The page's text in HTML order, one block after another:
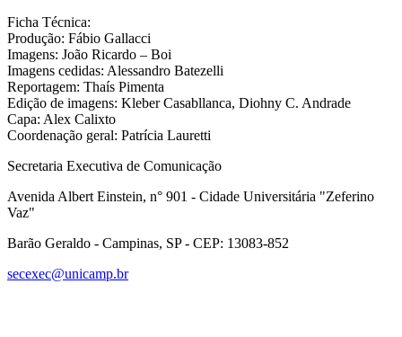
Ficha Técnica:
Produção: Fábio Gallacci
Imagens: João Ricardo – Boi
Imagens cedidas: Alessandro Batezelli
Reportagem: Thaís Pimenta
Edição de imagens: Kleber Casabllanca, Diohny C. Andrade
Capa: Alex Calixto
Coordenação geral: Patrícia Lauretti
Secretaria Executiva de Comunicação
Avenida Albert Einstein, n° 901 - Cidade Universitária "Zeferino
Vaz"
Barão Geraldo - Campinas, SP - CEP: 13083-852
secexec@unicamp.br